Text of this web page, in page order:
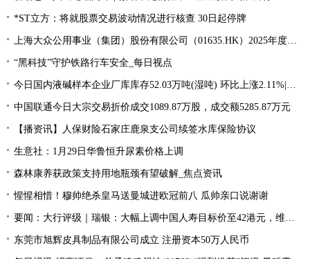
*ST立方：将就股票交易波动情况进行核查 30日起停牌
上海大众公用事业（集团）股份有限公司（01635.HK）2025年度盈利预告：净利润预增50.12%至114.46%_焦点热文
“黑科技”守护铁路行车安全_每日视点
今日国内液碱样本企业厂库库存52.03万吨(湿吨) 环比上涨2.11%|快报
中国联通今日大宗交易折价成交1089.87万股，成交额5285.87万元
【播资讯】人保财险石家庄鹿泉支公司续签水库保险协议
生意社：1月29日华鲁恒升尿素价格上调
森林康养获政策支持用地瓶颈有望破解_焦点资讯
惺惺相惜！穆帅绝杀皇马送曼城进欧冠前八 瓜帅亲口说谢谢
要闻：大行评级｜瑞银：大幅上调中国人寿目标价至42港元，维持“买入”评级
东莞市旭辉皮具制品有限公司成立 注册资本50万人民币